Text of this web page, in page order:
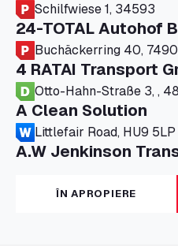
Schilfwiese 1, 34593
24-TOTAL Autohof
Buchäckerring 40,
4 RATAI Transport
Otto-
A Clean Solution
Littlefair Road, HU9 5LP
A.W Jenkinson
Progress House,
A+G Nettetal -
Am Panneschopp 7,
ÎN APROPIERE